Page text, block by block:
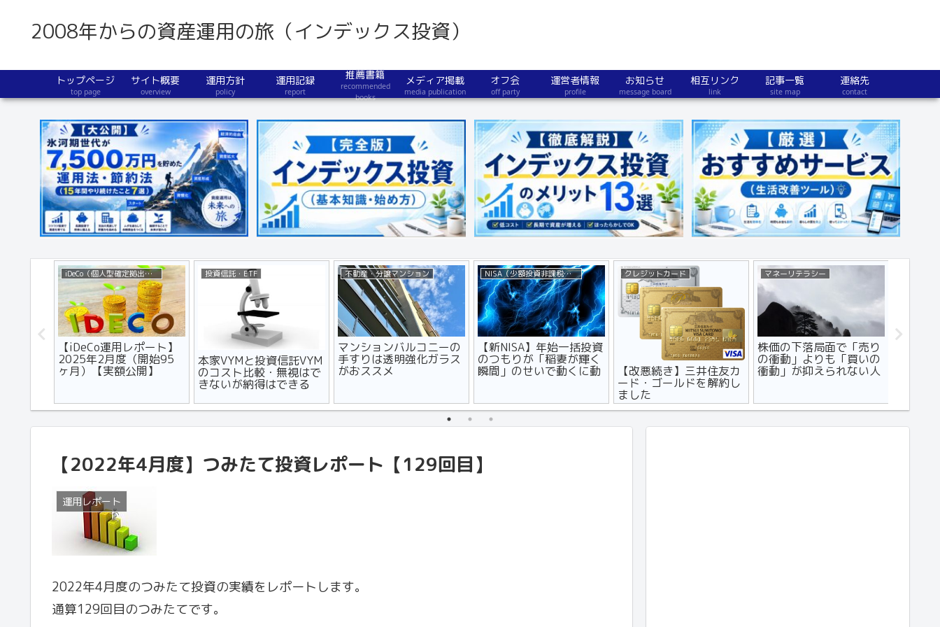
2008年からの資産運用の旅（インデックス投資）
トップページ
top page
サイト概要
overview
運用方針
policy
運用記録
report
推薦書籍
recommended
books
メディア掲載
media publication
オフ会
off party
運営者情報
profile
お知らせ
message board
相互リンク
link
記事一覧
site map
連絡先
contact
iDeCo（個人型確定拠出年金）
【iDeCo運用レポート】
2025年2月度（開始95
ヶ月）【実額公開】
投資信託・ETF
本家VYMと投資信託VYM
のコスト比較・無視はで
きないが納得はできる
不動産・分譲マンション
マンションバルコニーの
手すりは透明強化ガラス
がおススメ
NISA（少額投資非課税制度）
【新NISA】年始一括投資
のつもりが「稲妻が輝く
瞬間」のせいで動くに動
クレジットカード
【改悪続き】三井住友カ
ード・ゴールドを解約し
ました
マネーリテラシー
株価の下落局面で「売り
の衝動」よりも「買いの
衝動」が抑えられない人
【2022年4月度】つみたて投資レポート【129回目】
運用レポート
2022年4月度のつみたて投資の実績をレポートします。
通算129回目のつみたてです。